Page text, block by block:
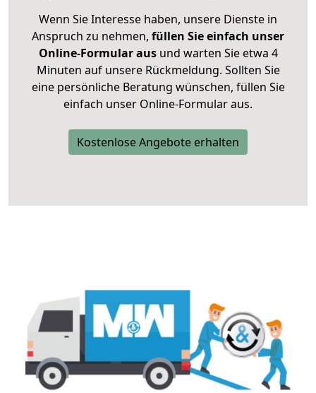
Wenn Sie Interesse haben, unsere Dienste in
Anspruch zu nehmen, füllen Sie einfach unser
Online-Formular ausund warten Sie etwa 4
Minuten auf unsere Rückmeldung. Sollten Sie
eine persönliche Beratung wünschen, füllen Sie
einfach unser Online-Formular aus.
Kostenlose Angebote erhalten